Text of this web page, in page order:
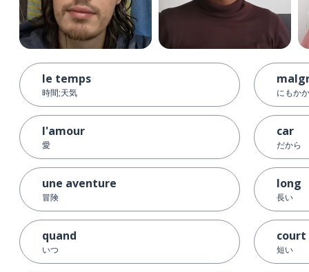
le temps
時間;天気
l'amour
愛
une aventure
冒険
quand
いつ
にもか
car
だから
long
長い
court
短い